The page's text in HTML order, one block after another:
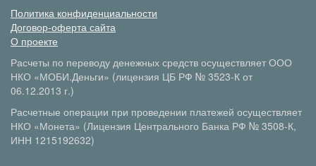
Политика конфиденциальности
Договор-оферта сайта
О проекте
Расчеты по переводу денежных средств осуществляет ООО
НКО «МОБИ.Деньги» (лицензия ЦБ РФ № 3523-К от
06.12.2013 г.)
Расчетные операции при проведении платежей осуществляет
НКО «Монета» (Лицензия Центрального Банка РФ № 3508-К,
ИНН 1215192632)